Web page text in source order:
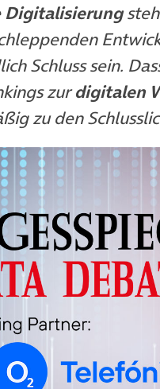
Digitalisierung
Schluss sein.
zurdigitalen
zu den